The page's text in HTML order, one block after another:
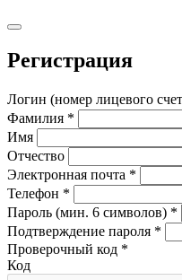
Регистрация
Логин (номер лицевого
Фамилия *
Имя
Отчество
Электронная почта *
Телефон *
Пароль (мин. 6 символов) *
Подтверждение пароля *
Проверочный код *
Код